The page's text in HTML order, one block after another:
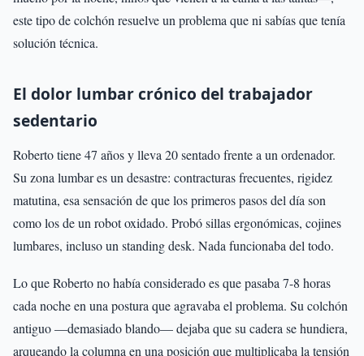
este tipo de colchón resuelve un problema que ni sabías que tenía
solución técnica.
El dolor lumbar crónico del trabajador
sedentario
Roberto tiene 47 años y lleva 20 sentado frente a un ordenador.
Su zona lumbar es un desastre: contracturas frecuentes, rigidez
matutina, esa sensación de que los primeros pasos del día son
como los de un robot oxidado. Probó sillas ergonómicas, cojines
lumbares, incluso un standing desk. Nada funcionaba del todo.
Lo que Roberto no había considerado es que pasaba 7-8 horas
cada noche en una postura que agravaba el problema. Su colchón
antiguo —demasiado blando— dejaba que su cadera se hundiera,
arqueando la columna en una posición que multiplicaba la tensión